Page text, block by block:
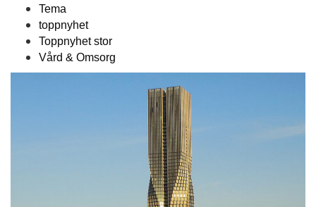
Tema
toppnyhet
Toppnyhet stor
Vård & Omsorg